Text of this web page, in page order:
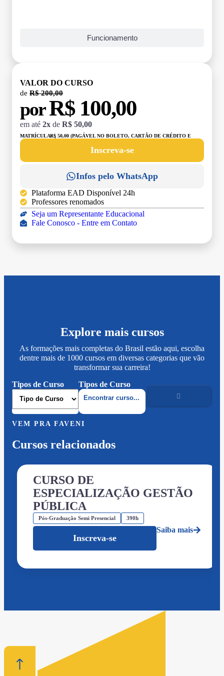
Funcionamento
VALOR DO CURSO
de R$ 200,00
porR$ 100,00
em até 2x de R$ 50,00
MATRÍCULA:R$ 50,00 (PAGÁVEL NO BOLETO, CARTÃO DE CRÉDITO E
Inscreva-se
Infos pelo WhatsApp
Plataforma EAD Disponível 24h
Professores renomados
Seja um Representante Educacional
Fale Conosco - Entre em Contato
Explore mais cursos
As formações mais completas do Brasil estão aqui, escolha
dentre mais de 1000 cursos em diversas categorias que vão
transformar sua carreira!
Tipos de Curso
Tipos de Curso
VEM PRA FAVENI
Cursos relacionados
CURSO DE
ESPECIALIZAÇÃO GESTÃO
PÚBLICA
Pós-Graduação Semi Presencial 390h
Inscreva-se
Saiba mais